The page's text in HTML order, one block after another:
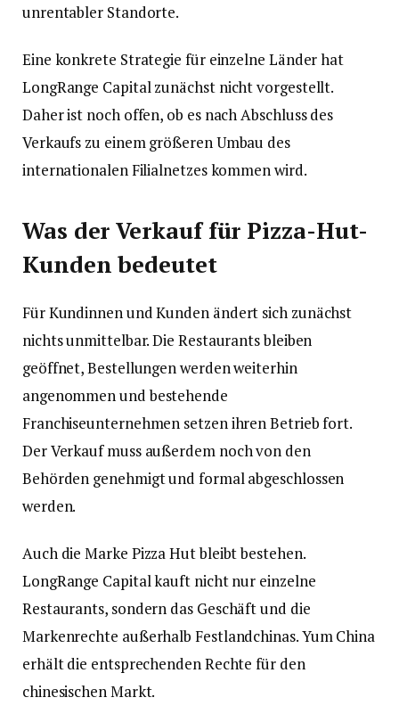
unrentabler Standorte.
Eine konkrete Strategie für einzelne Länder hat
LongRange Capital zunächst nicht vorgestellt.
Daher ist noch offen, ob es nach Abschluss des
Verkaufs zu einem größeren Umbau des
internationalen Filialnetzes kommen wird.
Was der Verkauf für Pizza-Hut-
Kunden bedeutet
Für Kundinnen und Kunden ändert sich zunächst
nichts unmittelbar. Die Restaurants bleiben
geöffnet, Bestellungen werden weiterhin
angenommen und bestehende
Franchiseunternehmen setzen ihren Betrieb fort.
Der Verkauf muss außerdem noch von den
Behörden genehmigt und formal abgeschlossen
werden.
Auch die Marke Pizza Hut bleibt bestehen.
LongRange Capital kauft nicht nur einzelne
Restaurants, sondern das Geschäft und die
Markenrechte außerhalb Festlandchinas. Yum China
erhält die entsprechenden Rechte für den
chinesischen Markt.